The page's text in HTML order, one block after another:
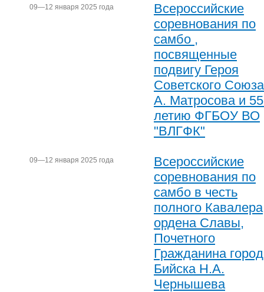
09—12 января 2025 года
Всероссийские
соревнования по
самбо ,
посвященные
подвигу Героя
Советского Союза
А. Матросова и
летию ФГБОУ ВО
"ВЛГФК"
09—12 января 2025 года
Всероссийские
соревнования по
самбо в честь
полного Кавалера
ордена Славы,
Почетного
Гражданина
Бийска Н.А.
Чернышева